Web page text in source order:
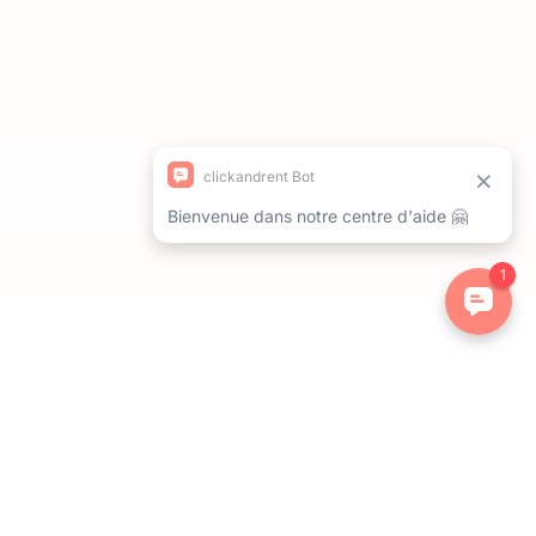
Personnalisez vos préférences pour contrôler la manière dont